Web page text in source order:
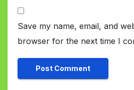
Save my name, email, and
browser for the next time I